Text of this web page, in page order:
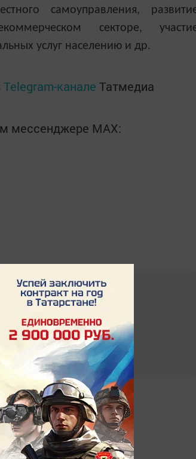
самоуправления,
секторе,
услуг населению и др.
Telegram-канале Татмедиа
мессенджере MАХ: